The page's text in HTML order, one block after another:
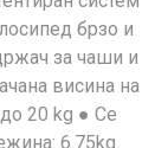
брзо и
за чаши и
висина на
20 kg ● Се
6.75kg